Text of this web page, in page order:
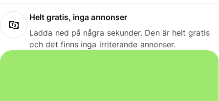
Helt gratis, inga annonser
Ladda ned på några sekunder. Den är helt gratis
och det finns inga irriterande annonser.